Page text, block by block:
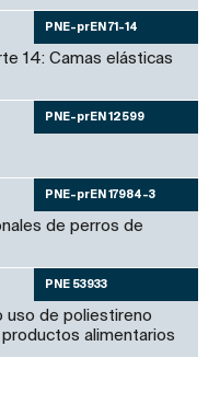
PNE-prEN 71-14
14: Camas elásticas
PNE-prEN 12599
PNE-prEN 17984-3
de perros de
PNE 53933
uso de poliestireno
alimentarios